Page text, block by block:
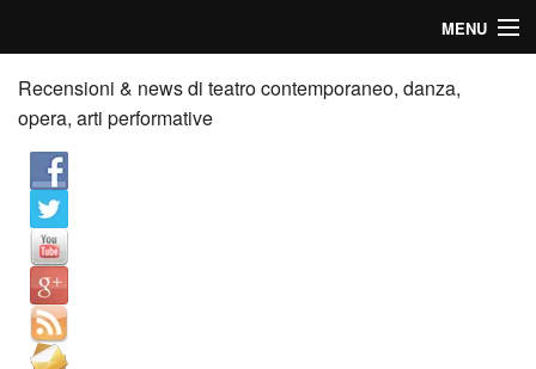
MENU
Home
Recensioni
Anticipazioni
News
Palazzi consiglia
Video
Recensioni & news di teatro contemporaneo, danza,
opera, arti performative